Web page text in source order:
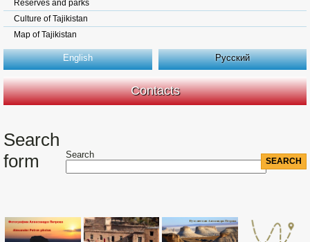
Reserves and parks
Culture of Tajikistan
Map of Tajikistan
English Русский
Contacts
Search
form
Search